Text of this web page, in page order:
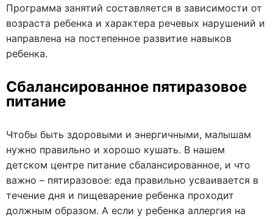
Программа занятий составляется в зависимости от
возраста ребенка и характера речевых нарушений и
направлена на постепенное развитие навыков
ребенка.
Сбалансированное пятиразовое
питание
Чтобы быть здоровыми и энергичными, малышам
нужно правильно и хорошо кушать. В нашем
детском центре питание сбалансированное, и что
важно – пятиразовое: еда правильно усваивается в
течение дня и пищеварение ребенка проходит
должным образом. А если у ребенка аллергия на